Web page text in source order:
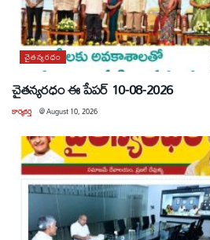
చైతన్యరధం
చైతన్యరధం ఈ పేపర్ 10-08-2026
కార్యకర్త @August 10, 2026